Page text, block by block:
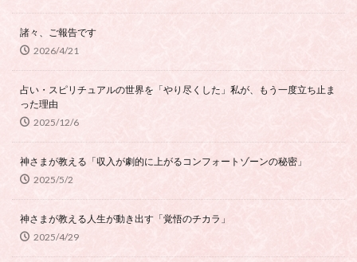
諸々、ご報告です
2026/4/21
占い・スピリチュアルの世界を「やり尽くした」私が、もう一度立ち止ま
った理由
2025/12/6
神さまが教える「収入が劇的に上がるコンフォートゾーンの秘密」
2025/5/2
神さまが教える人生が動き出す「覚悟のチカラ」
2025/4/29